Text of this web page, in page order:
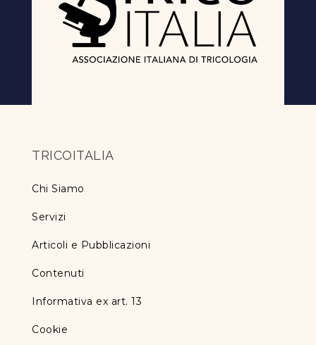
TRICOITALIA
Chi Siamo
Servizi
Articoli e Pubblicazioni
Contenuti
Informativa ex art. 13
Cookie